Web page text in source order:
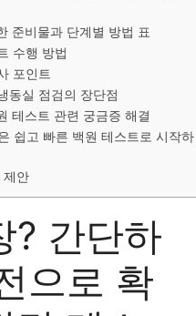
준비물과 단계별 방법 표
수행 방법
포인트
동실 점검의 장단점
테스트 관련 궁금증 해결
쉽고 빠른 백원 테스트로 시작하
제안
? 간단하
으로 확